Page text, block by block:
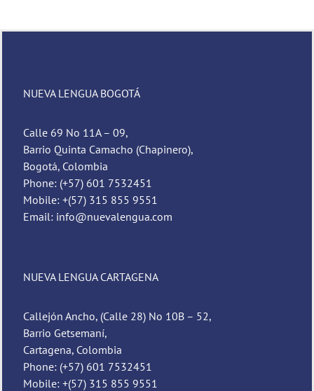
NUEVA LENGUA BOGOTÁ
Calle 69 No 11A – 09,
Barrio Quinta Camacho (Chapinero),
Bogotá, Colombia
Phone: (+57) 601 7532451
Mobile: +(57) 315 855 9551
Email: info@nuevalengua.com
NUEVA LENGUA CARTAGENA
Callejón Ancho, (Calle 28) No 10B – 52,
Barrio Getsemaní,
Cartagena, Colombia
Phone: (+57) 601 7532451
Mobile: +(57) 315 855 9551